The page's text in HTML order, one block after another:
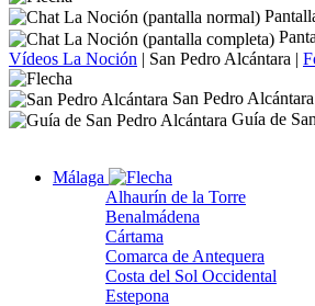
Vídeos La Noción | San Pedro Alcántara |
San Pedro Alcántara
Guía de
Málaga
Alhaurín de la Torre
Benalmádena
Cártama
Comarca de Antequera
Costa del Sol Occidental
Estepona